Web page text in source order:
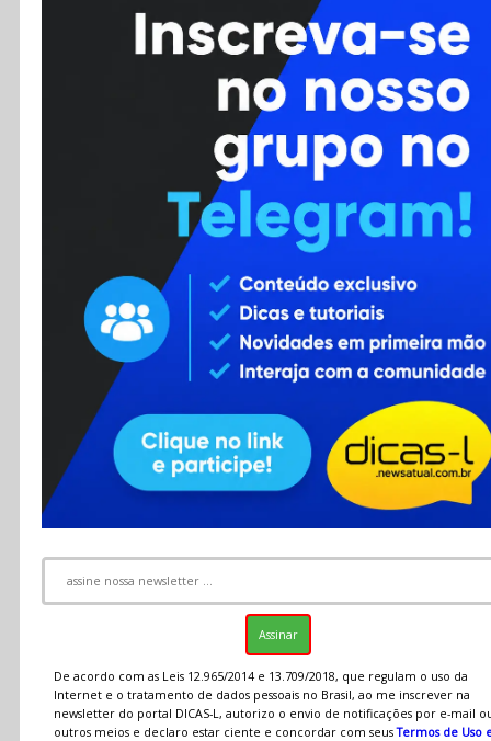
Cursos
Enviar Dica
Contato
RSS
De acordo com as Leis 12.965/2014 e 13.709/2018, que regulam o uso da
Internet e o tratamento de dados pessoais no Brasil, ao me inscrever na
newsletter do portal DICAS-L, autorizo o envio de notificações por e-mail
outros meios e declaro estar ciente e concordar com seusTermos de Uso